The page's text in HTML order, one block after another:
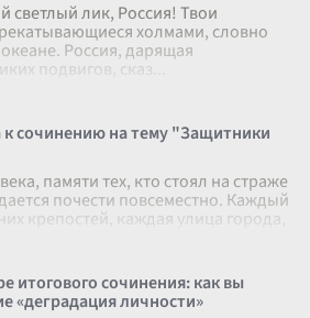
светлый лик, Россия! Твои
холмами, словно
Россия, дарящая
подвигов, сказ
сочинению на тему "Защитники
памяти тех, кто стоял на страже
почести повсеместно. Каждый
крепостей, каждая улица города,
итогового сочинения: как вы
«деградация личности»